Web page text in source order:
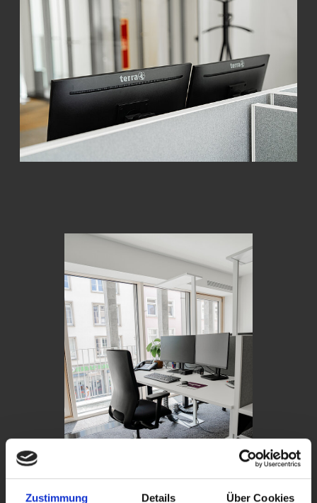
Zustimmung Details Über Cookies